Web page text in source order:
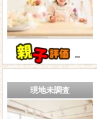
－
現地未調査